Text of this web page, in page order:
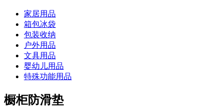
家居用品
箱包冰袋
包装收纳
户外用品
文具用品
婴幼儿用品
特殊功能用品
橱柜防滑垫